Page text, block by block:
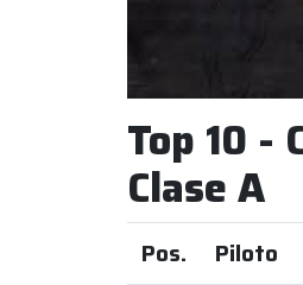
Top 10 -
Clase A
Pos. Piloto